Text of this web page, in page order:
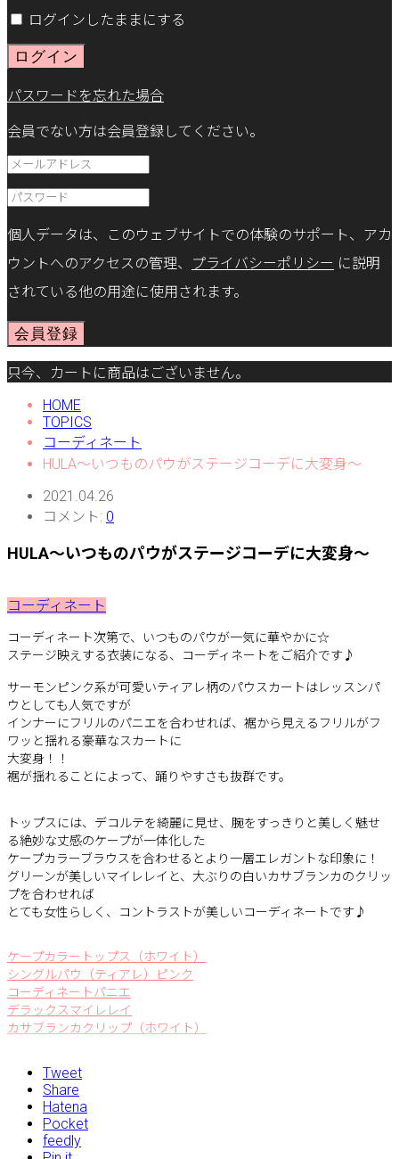
ログインしたままにする
ログイン
パスワードを忘れた場合
会員でない方は会員登録してください。
個人データは、このウェブサイトでの体験のサポート、アカ
ウントへのアクセスの管理、
プライバシーポリシー に説明
されている他の用途に使用されます。
会員登録
只今、カートに商品はございません。
HOME
TOPICS
コーディネート
HULA〜いつものパウがステージコーデに大変身〜
2021.04.26
コメント: 0
HULA〜いつものパウがステージコーデに大変身〜
コーディネート
コーディネート次第で、いつものパウが一気に華やかに☆
ステージ映えする衣装になる、コーディネートをご紹介です♪
サーモンピンク系が可愛いティアレ柄のパウスカートはレッスンパ
ウとしても人気ですが
インナーにフリルのパニエを合わせれば、裾から見えるフリルがフ
ワッと揺れる豪華なスカートに
大変身！！
裾が揺れることによって、踊りやすさも抜群です。
トップスには、デコルテを綺麗に見せ、腕をすっきりと美しく魅せ
る絶妙な丈感のケープが一体化した
ケープカラーブラウスを合わせるとより一層エレガントな印象に！
グリーンが美しいマイレレイと、大ぶりの白いカサブランカのクリッ
プを合わせれば
とても女性らしく、コントラストが美しいコーディネートです♪
ケープカラートップス（ホワイト）
シングルパウ（ティアレ）ピンク
コーディネートパニエ
デラックスマイレレイ
カサブランカクリップ（ホワイト）
Tweet
Share
Hatena
Pocket
feedly